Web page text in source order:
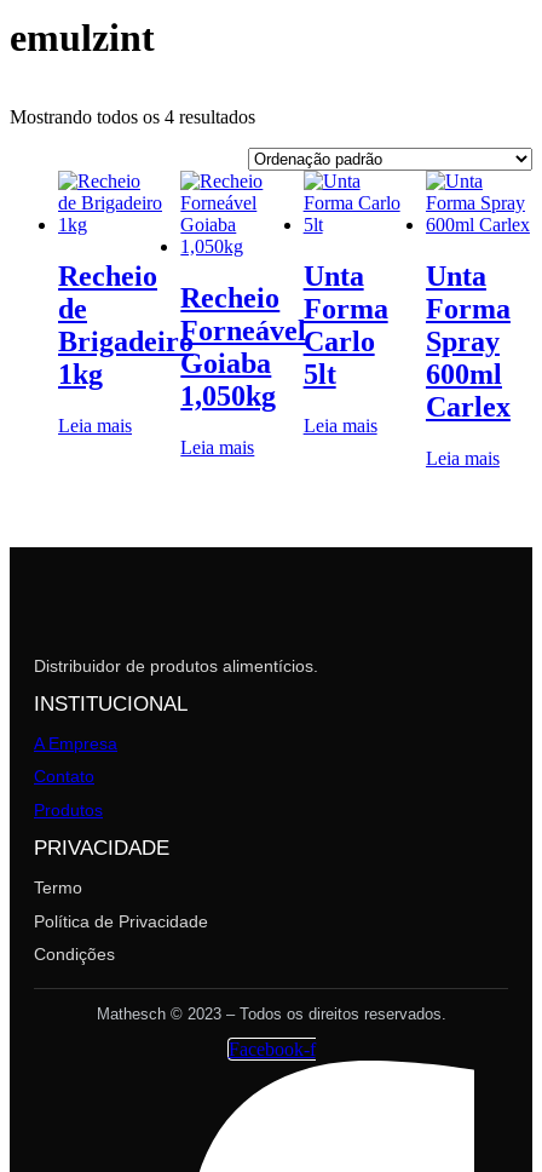
emulzint
Mostrando todos os 4 resultados
Recheio
de
Brigadeiro
1kg
Leia mais
Recheio
Forneável
Goiaba
1,050kg
Leia mais
Unta
Forma
Carlo
5lt
Leia mais
Unta
Forma
Spray
600ml
Carlex
Leia mais
Distribuidor de produtos alimentícios.
INSTITUCIONAL
A Empresa
Contato
Produtos
PRIVACIDADE
Termo
Política de Privacidade
Condições
Mathesch © 2023 – Todos os direitos reservados.
Facebook-f